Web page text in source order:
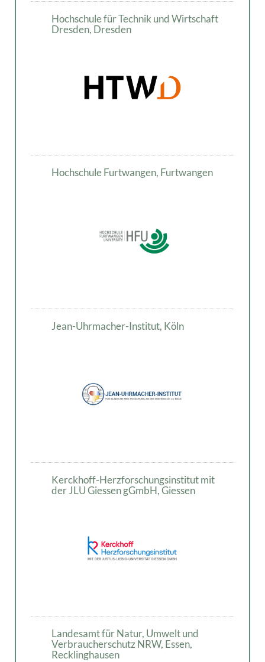
Hochschule für Technik und Wirtschaft
Dresden, Dresden
Hochschule Furtwangen, Furtwangen
Jean-Uhrmacher-Institut, Köln
Kerckhoff-Herzforschungsinstitut mit
der JLU Giessen gGmbH, Giessen
Landesamt für Natur, Umwelt und
Verbraucherschutz NRW, Essen,
Recklinghausen